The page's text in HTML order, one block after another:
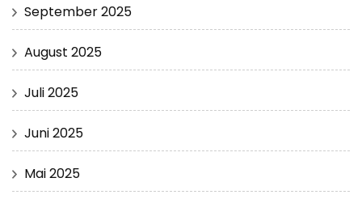
September 2025
August 2025
Juli 2025
Juni 2025
Mai 2025